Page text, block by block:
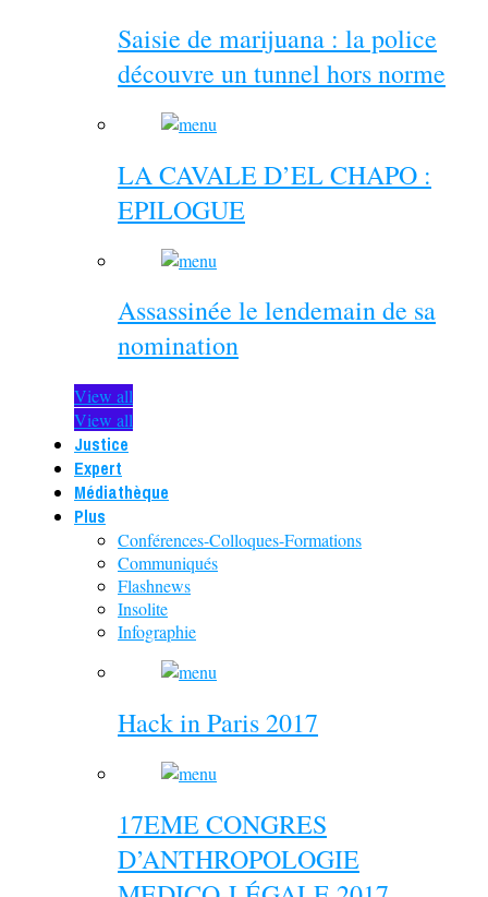
Saisie de marijuana : la police
découvre un tunnel hors norme
LA CAVALE D’EL CHAPO :
EPILOGUE
Assassinée le lendemain de sa
nomination
View all
View all
Justice
Expert
Médiathèque
Plus
Conférences-Colloques-Formations
Communiqués
Flashnews
Insolite
Infographie
Hack in Paris 2017
17EME CONGRES
D’ANTHROPOLOGIE